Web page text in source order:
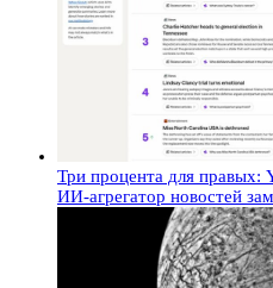
Три процента для правых:
ИИ-агрегатор новостей